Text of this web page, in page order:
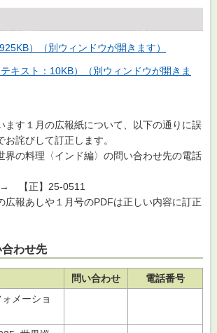
）（別ウィンドウが開きます）
キスト：10KB）（別ウィンドウが開きま
ます１月の広報紙について、以下の通りに誤
お詫びして訂正します。
の料理〈インド編〉の問い合わせ先の電話
【正】25-0511
広報あしや１月号のPDFは正しい内容に訂正
わせ先
問い合わせ
電話番号
ォメーショ